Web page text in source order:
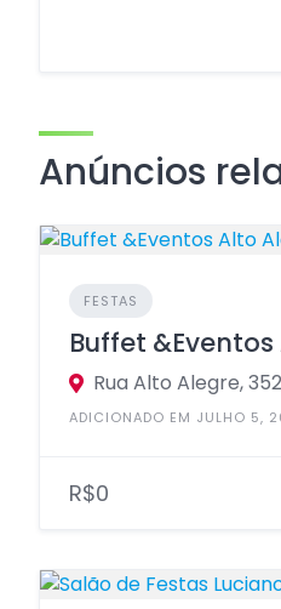
Anúncios
FESTAS
Buffet
ADICIONADO EM JULHO 5,
R$0